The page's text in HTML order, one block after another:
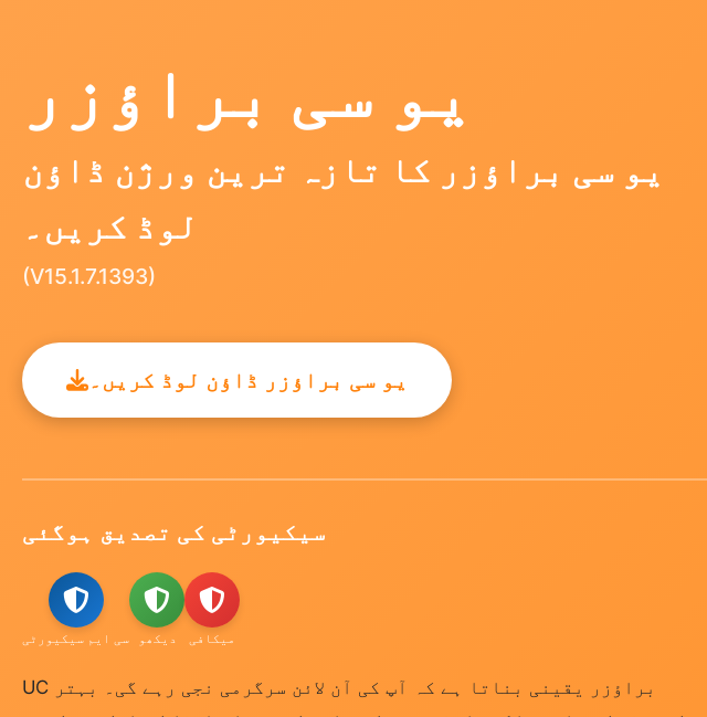
یو سی براؤزر
یو سی براؤزر کا تازہ ترین ورژن ڈاؤن
لوڈ کریں۔
(V15.1.7.1393)
یو سی براؤزر ڈاؤن لوڈ کریں۔
سیکیورٹی کی تصدیق ہوگئی
سی ایم سیکیورٹی دیکھو میکافی
UC براؤزر یقینی بناتا ہے کہ آپ کی آن لائن سرگرمی نجی رہے گی۔ بہتر